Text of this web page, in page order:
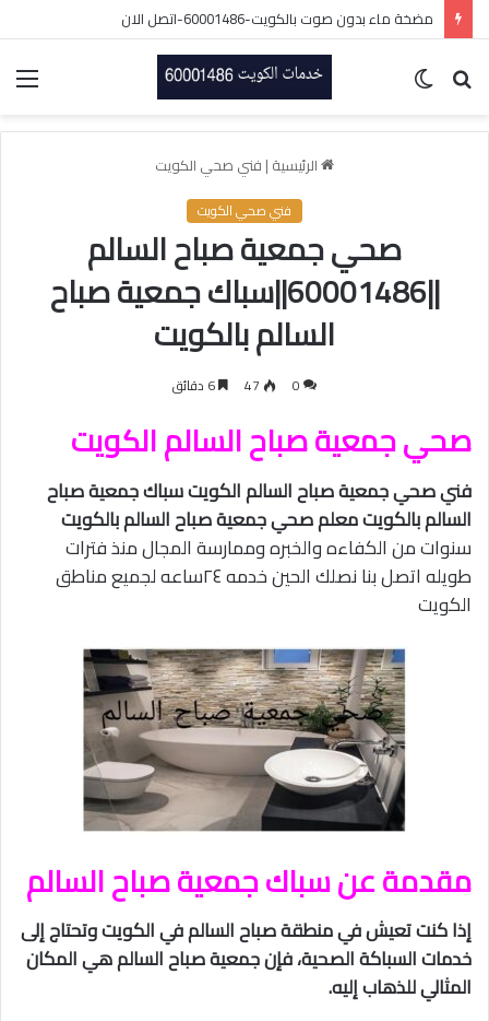
مضخة ماء بدون صوت بالكويت-60001486-اتصل الان
بحث
الرئيسية | فني صحي الكويت
فني صحي الكويت
صحي جمعية صباح السالم
||60001486||سباك جمعية صباح
السالم بالكويت
0
47
صحي جمعية صباح السالم الكويت
فني صحي جمعية صباح السالم الكويت سباك جمعية صباح
السالم بالكويت معلم صحي جمعية صباح السالم بالكويت
سنوات من الكفاءه والخبره وممارسة المجال منذ فترات
طويله اتصل بنا نصلك الحين خدمه ٢٤ساعه لجميع مناطق
الكويت
مقدمة عن سباك جمعية صباح السالم
إذا كنت تعيش في منطقة صباح السالم في الكويت وتحتاج إلى
خدمات السباكة الصحية، فإن جمعية صباح السالم هي المكان
المثالي للذهاب إليه.